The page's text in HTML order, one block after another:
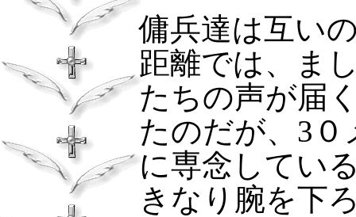
傭兵達は互い
距離では、ま
たちの声が届
たのだが、 3
に専念してい
きなり腕を下